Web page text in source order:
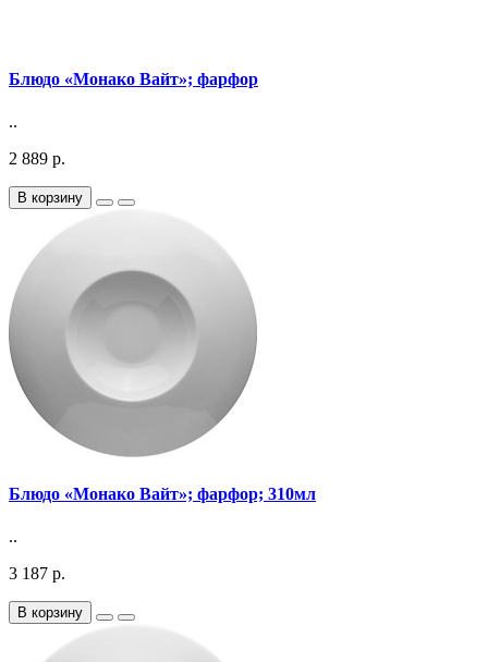
Блюдо «Монако Вайт»; фарфор
..
2 889 р.
В корзину
Блюдо «Монако Вайт»; фарфор; 310мл
..
3 187 р.
В корзину